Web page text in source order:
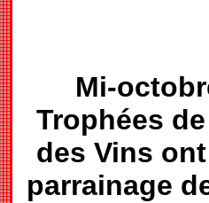
Mi-
Trophées
des Vins
parrainage